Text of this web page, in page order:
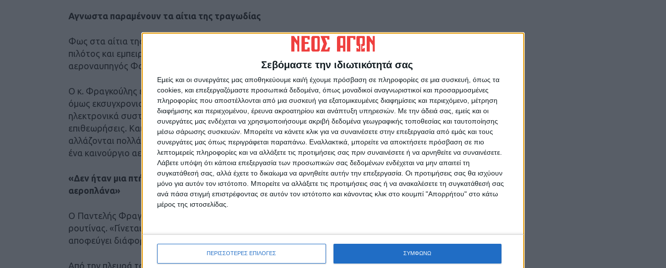
Σεβόμαστε την ιδιωτικότητά σας
Εμείς και οι συνεργάτες μας αποθηκεύουμε και/ή έχουμε πρόσβαση σε πληροφορίες σε μια συσκευή, όπως τα
cookies, και επεξεργαζόμαστε προσωπικά δεδομένα, όπως μοναδικοί αναγνωριστικοί και προσαρμοσμένες
πληροφορίες που αποστέλλονται από μια συσκευή για εξατομικευμένες διαφημίσεις και περιεχόμενο, μέτρηση
διαφήμισης και περιεχομένου, έρευνα ακροατηρίου και ανάπτυξη υπηρεσιών. Με την άδειά σας, εμείς και οι
συνεργάτες μας ενδέχεται να χρησιμοποιήσουμε ακριβή δεδομένα γεωγραφικής τοποθεσίας και ταυτοποίησης
μέσω σάρωσης συσκευών. Μπορείτε να κάνετε κλικ για να συναινέσετε στην επεξεργασία από εμάς και τους
συνεργάτες μας όπως περιγράφεται παραπάνω. Εναλλακτικά, μπορείτε να αποκτήσετε πρόσβαση σε πιο
λεπτομερείς πληροφορίες και να αλλάξετε τις προτιμήσεις σας πριν συναινέσετε ή να αρνηθείτε να συναινέσετε.
Λάβετε υπόψη ότι κάποια επεξεργασία των προσωπικών σας δεδομένων ενδέχεται να μην απαιτεί τη
συγκατάθεσή σας, αλλά έχετε το δικαίωμα να αρνηθείτε αυτήν την επεξεργασία. Οι προτιμήσεις σας θα ισχύουν
μόνο για αυτόν τον ιστότοπο. Μπορείτε να αλλάξετε τις προτιμήσεις σας ή να ανακαλέσετε τη συγκατάθεσή σας
ανά πάσα στιγμή επιστρέφοντας σε αυτόν τον ιστότοπο και κάνοντας κλικ στο κουμπί "Απορρήτου" στο κάτω
μέρος της ιστοσελίδας.
ΠΕΡΙΣΣΟΤΕΡΕΣ ΕΠΙΛΟΓΕΣ ΣΥΜΦΩΝΩ
Αγνωστα παραμένουν τα αίτια της τραγωδίας
Φως στα αίτια της τραγωδίας προσπάθησαν να ρίξουν χθες, μιλώντας στην ΕΡΤ, ο
πιλότος και εμπειρογνώμων αεροπορικών ατυχημάτων Παντελής Φραγκούλης και ο
αεροναυπηγός Φαίδων Καραϊωσηφίδης.
Ο κ. Φραγκούλης είπε ότι «τα αεροσκάφη αυτά μπορεί να είναι παλαιού τύπου, έχουν
όμως εκσυγχρονιστεί όλα αυτά τα χρόνια», καθώς διαθέτουν πολύ σύγχρονα
ηλεκτρονικά συστήματα. «Ό,τι πετάει στον αέρα, υπόκειται σε μεγάλες
επιθεωρήσεις. Και όταν λέμε επιθεώρηση ενός αεροσκάφους, εννοούμε ότι
αλλάζονται πολλά μα πάρα πολλά βασικά εξαρτήματά του. Από κει και πέρα, γίνεται
ένα καινούργιο αεροσκάφος» είπε χαρακτηριστικά.
«Δεν ήταν μια πτήση ρουτίνας» -«Δεν πετάνε στην Ελλάδα μη ασφαλή
αεροπλάνα»
Ο Παντελής Φραγκούλης εξήγησε ότι η συγκεκριμένη πτήση δεν είναι μια απλή πτήση
ρουτίνας. «Γίνεται με πολύ μεγάλη ταχύτητα, με κλειστές στροφές προκειμένου να
αποφεύγει διάφορα εμπόδια. Είναι μια πολύ δύσκολη πτήση», είπε.
Από την πλευρά του, ο Φαίδων Καραϊωσηφίδης επισήμανε στην Action 24 ότι «τα F-4